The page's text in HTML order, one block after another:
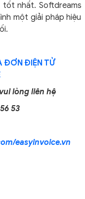
nhất. Softdreams
một giải pháp hiệu
ĐƠN ĐIỆN TỬ
lòng liên hệ
53
easyinvoice.vn